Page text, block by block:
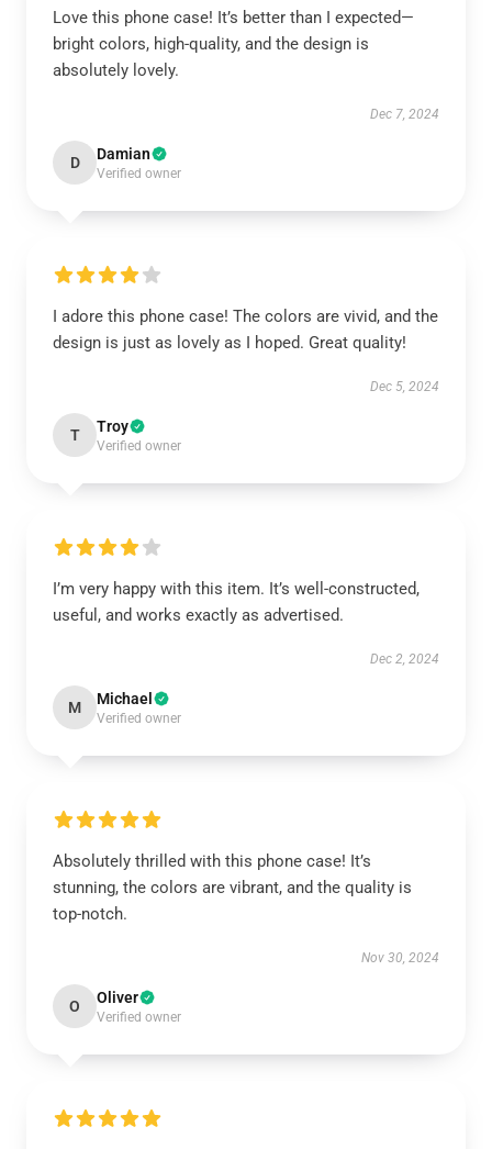
Love this phone case! It’s better than I expected—
bright colors, high-quality, and the design is
absolutely lovely.
Dec 7, 2024
D Damian
Verified owner
I adore this phone case! The colors are vivid, and the
design is just as lovely as I hoped. Great quality!
Dec 5, 2024
T Troy
Verified owner
I’m very happy with this item. It’s well-constructed,
useful, and works exactly as advertised.
Dec 2, 2024
M Michael
Verified owner
Absolutely thrilled with this phone case! It’s
stunning, the colors are vibrant, and the quality is
top-notch.
Nov 30, 2024
O Oliver
Verified owner